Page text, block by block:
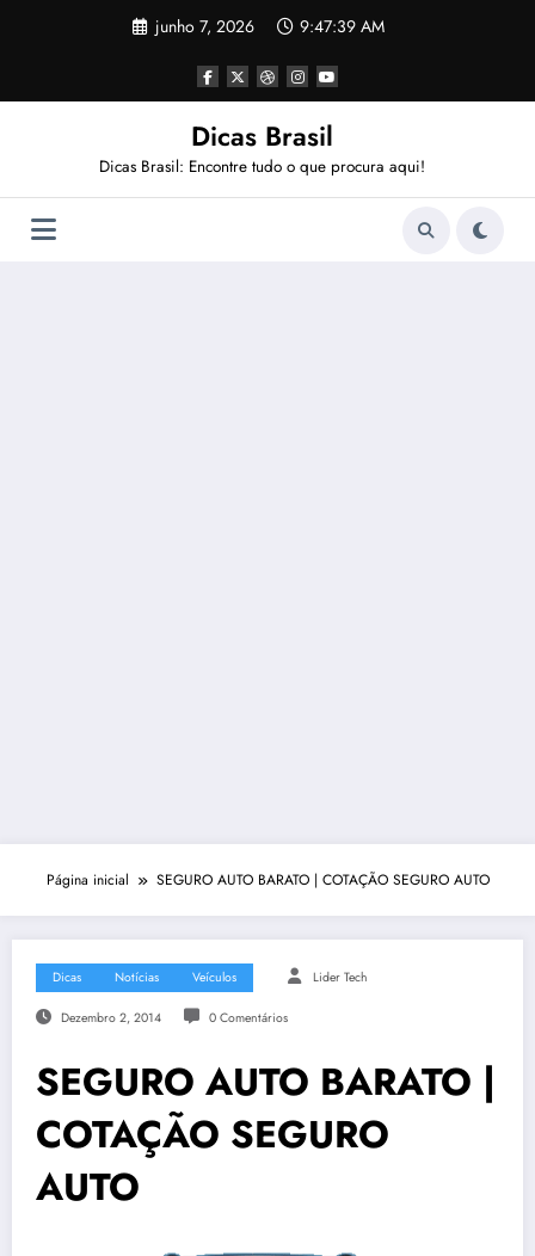
junho 7, 2026 9:47:40 AM
Dicas Brasil
Dicas Brasil: Encontre tudo o que procura aqui!
Página inicial SEGURO AUTO BARATO | COTAÇÃO SEGURO AUTO
Dicas Notícias Veículos Lider Tech
Dezembro 2, 2014 0 Comentários
SEGURO AUTO BARATO |
COTAÇÃO SEGURO
AUTO